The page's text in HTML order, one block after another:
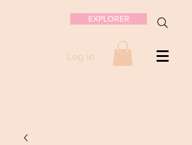
EXPLORER
Log in